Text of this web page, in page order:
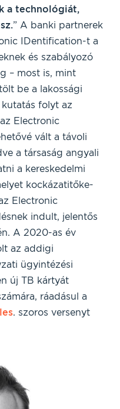
a technológiát,
” A banki partnerek
IDentification-t a
és szabályozó
– most is, mint
be a lakossági
folyt az
Electronic
vált a távoli
a társaság angyali
a kereskedelmi
kockázatitőke-
Electronic
indult, jelentős
A 2020-as év
az addigi
ügyintézési
új TB kártyát
ráadásul a
. szoros versenyt